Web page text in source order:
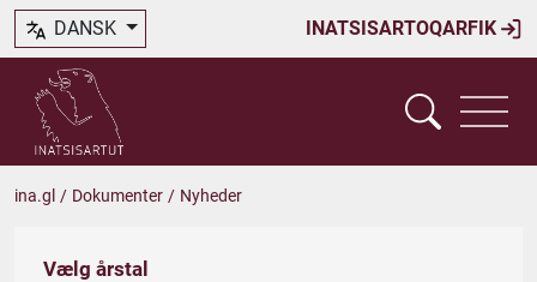
INATSISARTOQARFIK
DANSK
ina.gl / Dokumenter / Nyheder
Vælg årstal